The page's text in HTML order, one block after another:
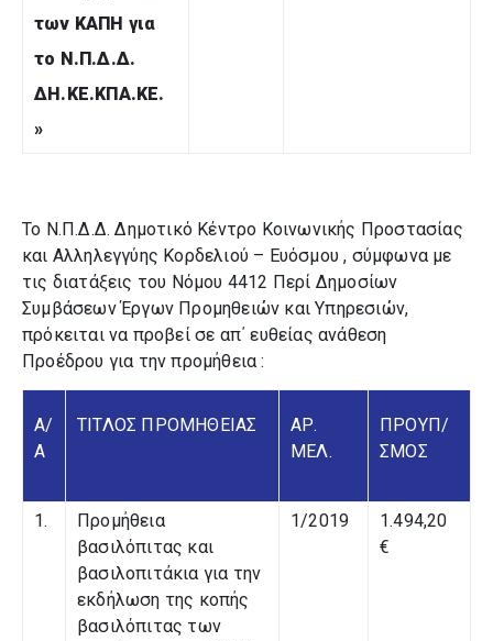
των ΚΑΠΗ για
το Ν.Π.Δ.Δ.
ΔΗ.ΚΕ.ΚΠΑ.ΚΕ.
»
Το Ν.Π.Δ.Δ. Δημοτικό Κέντρο Κοινωνικής Προστασίας
και Αλληλεγγύης Κορδελιού – Ευόσμου , σύμφωνα με
τις διατάξεις του Νόμου 4412 Περί Δημοσίων
Συμβάσεων Έργων Προμηθειών και Υπηρεσιών,
πρόκειται να προβεί σε απ΄ ευθείας ανάθεση
Προέδρου για την προμήθεια :
Α/
Α
ΤΙΤΛΟΣ ΠΡΟΜΗΘΕΙΑΣ
ΑΡ.
ΜΕΛ.
ΠΡΟΥΠ/
ΣΜΟΣ
1.
Προμήθεια
βασιλόπιτας και
βασιλοπιτάκια για την
εκδήλωση της κοπής
βασιλόπιτας των
1/2019
1.494,20
€